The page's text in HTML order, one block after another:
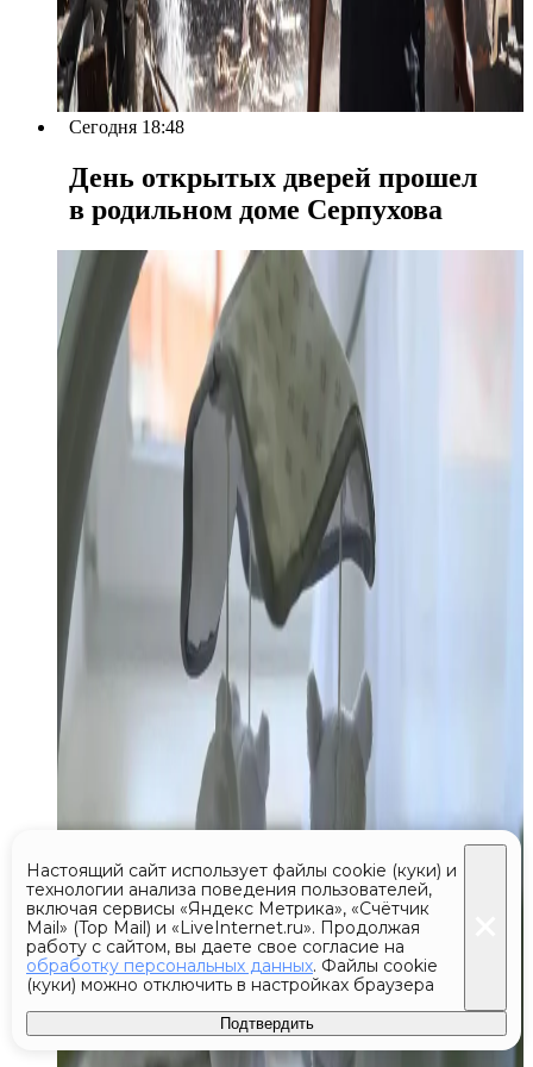
Сегодня 18:48
День открытых дверей прошел
в родильном доме Серпухова
Настоящий сайт использует файлы cookie (куки) и
технологии анализа поведения пользователей,
включая сервисы «Яндекс Метрика», «Счётчик
Mail» (Top Mail) и «LiveInternet.ru». Продолжая
работу с сайтом, вы даете свое согласие на
обработку персональных данных. Файлы cookie
(куки) можно отключить в настройках браузера
Подтвердить